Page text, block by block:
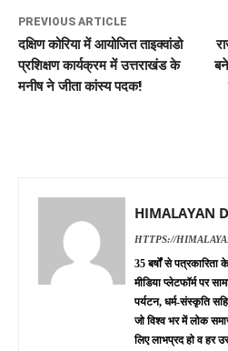
PREVIOUS ARTICLE
दक्षिण कोरिया में आयोजित ताइक्वांडो
प्रशिक्षण कार्यक्रम में उत्तराखंड के
मनीष ने जीता कांस्य पदक!
HIMALAYAN
HTTPS://
35 बर्षों से
मीडिया प्लेटफॉर्म पर
पर्यटन, धर्म-संस्कृति
जो विश्व भर में लोक
लिए लाभप्रद हो व हर